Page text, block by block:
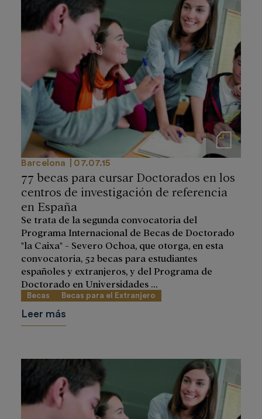
Notas de prensa
Barcelona 07.07.15
77 becas para cursar Doctorados en los
centros de investigación de referencia
en España
Se trata de la segunda convocatoria del
Programa Internacional de Becas de Doctorado
"la Caixa" - Severo Ochoa, que otorga, en esta
convocatoria, 52 becas para estudiantes
españoles y extranjeros, y del Programa de
Doctorado en Universidades ...
Becas Becas para el Extranjero
Leer más